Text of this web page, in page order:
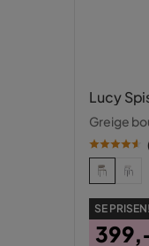
Lucy
Greige
SE PRISEN!